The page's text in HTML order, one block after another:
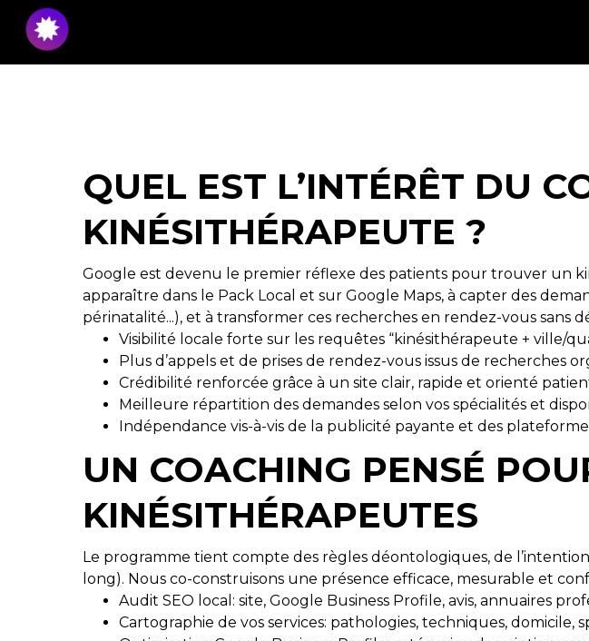
QUEL EST L’INTÉRÊT DU
KINÉSITHÉRAPEUTE ?
Google est devenu le premier réflexe des patients pour trouver un
apparaître dans le Pack Local et sur Google Maps, à capter des
périnatalité...), et à transformer ces recherches en rendez-vous sans
Visibilité locale forte sur les requêtes “kinésithérapeute + ville/
Plus d’appels et de prises de rendez-vous issus de recherches
Crédibilité renforcée grâce à un site clair, rapide et orienté
Meilleure répartition des demandes selon vos spécialités et
Indépendance vis-à-vis de la publicité payante et des
UN COACHING PENSÉ
KINÉSITHÉRAPEUTES
Le programme tient compte des règles déontologiques, de
long). Nous co-construisons une présence efficace, mesurable et
Audit SEO local: site, Google Business Profile, avis, annuaires
Cartographie de vos services: pathologies, techniques, domicile,